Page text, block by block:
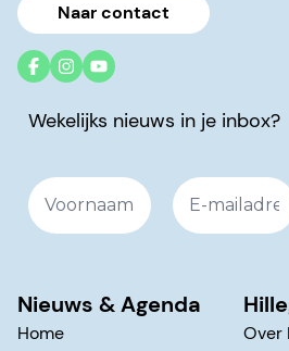
Naar contact
Wekelijks nieuws in je inbox?
Nieuws & Agenda
Home Over